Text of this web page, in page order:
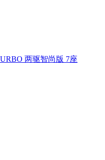
两驱智尚版 7座